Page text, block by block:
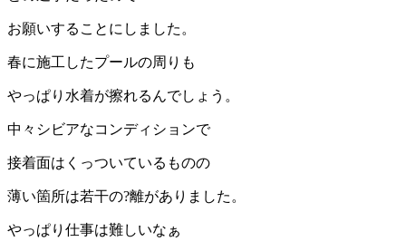
お願いすることにしました。
春に施工したプールの周りも
やっぱり水着が擦れるんでしょう。
中々シビアなコンディションで
接着面はくっついているものの
薄い箇所は若干の?離がありました。
やっぱり仕事は難しいなぁ